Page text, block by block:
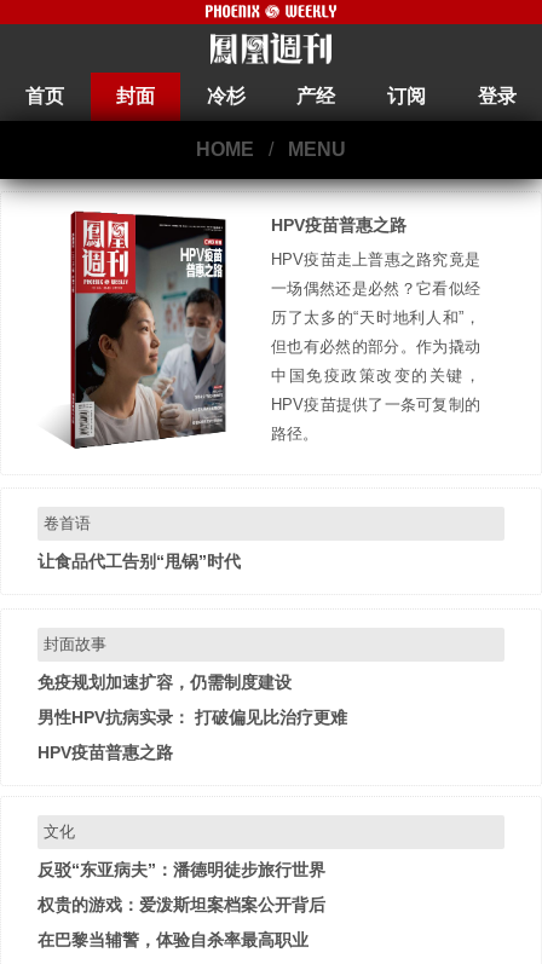
首页 封面 冷杉 产经 订阅 登录
HOME / MENU
HPV疫苗普惠之路
HPV疫苗走上普惠之路究竟是
一场偶然还是必然？它看似经
历了太多的“天时地利人和”，
但也有必然的部分。作为撬动
中国免疫政策改变的关键，
HPV疫苗提供了一条可复制的
路径。
卷首语
让食品代工告别“甩锅”时代
封面故事
免疫规划加速扩容，仍需制度建设
男性HPV抗病实录： 打破偏见比治疗更难
HPV疫苗普惠之路
文化
反驳“东亚病夫”：潘德明徒步旅行世界
权贵的游戏：爱泼斯坦案档案公开背后
在巴黎当辅警，体验自杀率最高职业